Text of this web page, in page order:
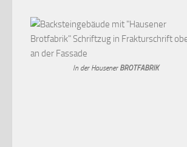
In der Hausener BROTFABRIK